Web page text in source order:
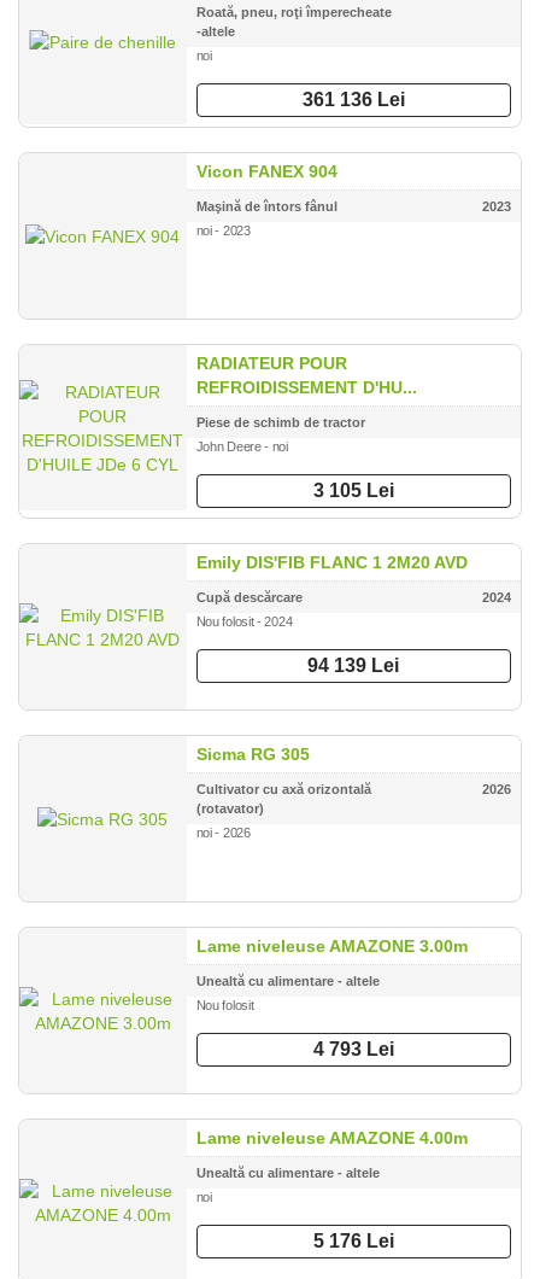
Roată, pneu, roţi împerecheate
-altele
noi
361 136 Lei
Vicon FANEX 904
Maşină de întors fânul
2023
noi - 2023
RADIATEUR POUR
REFROIDISSEMENT D'HU...
Piese de schimb de tractor
John Deere - noi
3 105 Lei
Emily DIS'FIB FLANC 1 2M20 AVD
Cupă descărcare
2024
Nou folosit - 2024
94 139 Lei
Sicma RG 305
Cultivator cu axă orizontală
(rotavator)
2026
noi - 2026
Lame niveleuse AMAZONE 3.00m
Unealtă cu alimentare - altele
Nou folosit
4 793 Lei
Lame niveleuse AMAZONE 4.00m
Unealtă cu alimentare - altele
noi
5 176 Lei